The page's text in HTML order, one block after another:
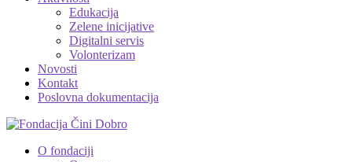
Edukacija
Zelene inicijative
Digitalni servis
Volonterizam
Novosti
Kontakt
Poslovna dokumentacija
O fondaciji